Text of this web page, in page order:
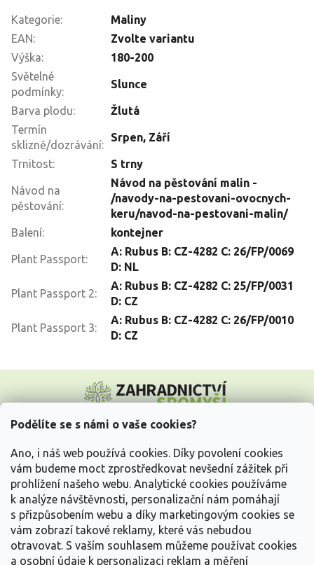
Podělíte se s námi o vaše cookies?
Ano, i náš web používá cookies. Díky povolení cookies
vám budeme moct zprostředkovat nevšední zážitek při
prohlížení našeho webu. Analytické cookies používáme
k analýze návštěvnosti, personalizační nám pomáhají
s přizpůsobením webu a díky marketingovým cookies se
vám zobrazí takové reklamy, které vás nebudou
otravovat. S vaším souhlasem můžeme používat cookies
a osobní údaje k personalizaci reklam a měření
Kategorie:
Maliny
EAN:
Zvolte variantu
Výška:
180-200
Světelné
podmínky:
Slunce
Barva plodu:
Žlutá
Termín
sklizně/dozrávání:
Srpen, Září
Trnitost: S trny
Návod na
pěstování:
Návod na pěstování malin -
/navody-na-pestovani-ovocnych-
keru/navod-na-pestovani-malin/
Balení: kontejner
Plant Passport:
A: Rubus B: CZ-4282 C: 26/FP/0069
D: NL
Plant Passport 2:
A: Rubus B: CZ-4282 C: 25/FP/0031
D: CZ
Plant Passport 3:
A: Rubus B: CZ-4282 C: 26/FP/0010
D: CZ
p
Vše o nákupu
Informace pro Vás
Kontakujte nás